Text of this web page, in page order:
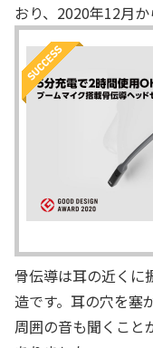
おり、2020年12月か
骨伝導は耳の近くに
造です。耳の穴を塞
周囲の音も聞くこと